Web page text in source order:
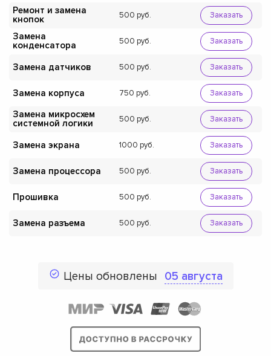
Ремонт и замена
кнопок
500 Заказать
Замена
конденсатора
500 Заказать
Замена датчиков 500 Заказать
Замена корпуса 750 Заказать
Замена микросхем
системной логики
500 Заказать
Замена экрана 1000 Заказать
Замена процессора 500 Заказать
Прошивка 500 Заказать
Замена разъема 500 Заказать
Цены обновлены 05 августа